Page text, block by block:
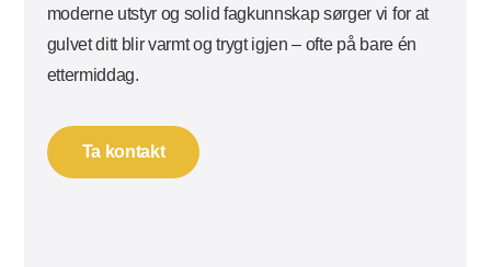
moderne utstyr og solid fagkunnskap sørger vi for at
gulvet ditt blir varmt og trygt igjen – ofte på bare én
ettermiddag.
Ta kontakt